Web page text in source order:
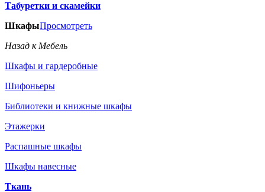
Табуретки и скамейки
ШкафыПросмотреть
Назад к Мебель
Шкафы и гардеробные
Шифоньеры
Библиотеки и книжные шкафы
Этажерки
Распашные шкафы
Шкафы навесные
Ткань